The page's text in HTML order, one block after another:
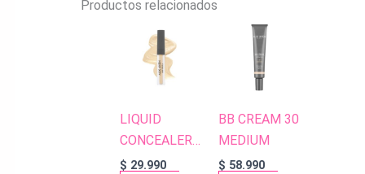
Productos relacionados
LIQUID
CONCEALER
107 WARM
$ 29.990
BB CREAM 30
MEDIUM
$ 58.990